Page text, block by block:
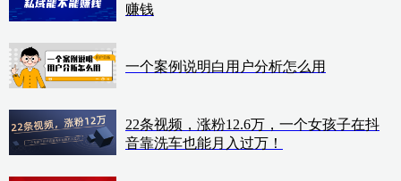
赚钱
一个案例说明白用户分析怎么用
22条视频，涨粉12.6万，一个女孩子在抖
音靠洗车也能月入过万！